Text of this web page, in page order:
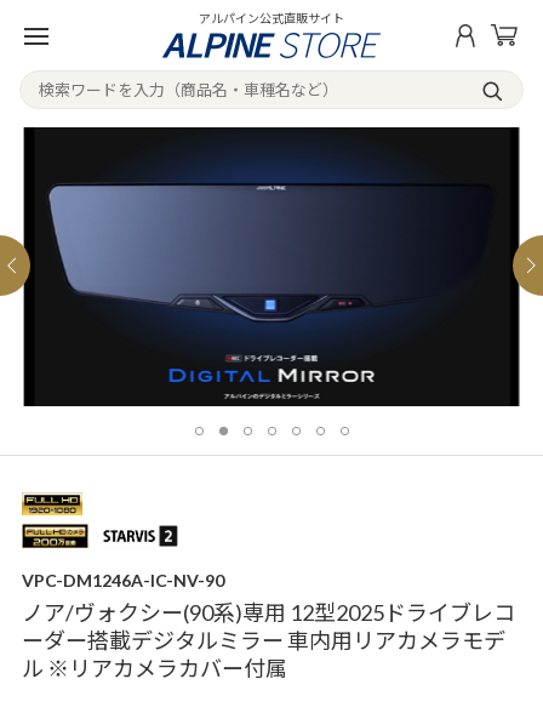
アルパイン公式直販サイト
VPC-DM1246A-IC-NV-90
ノア/ヴォクシー(90系)専用 12型2025ドライブレコ
ーダー搭載デジタルミラー 車内用リアカメラモデ
ル ※リアカメラカバー付属